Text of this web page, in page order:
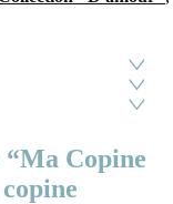
Copine